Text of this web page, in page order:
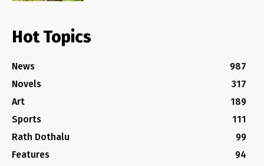
Hot Topics
News
987
Novels
317
Art
189
Sports
111
Rath Dothalu
99
Features
94